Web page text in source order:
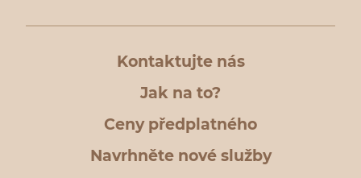
Kontaktujte nás
Jak na to?
Ceny předplatného
Navrhněte nové služby